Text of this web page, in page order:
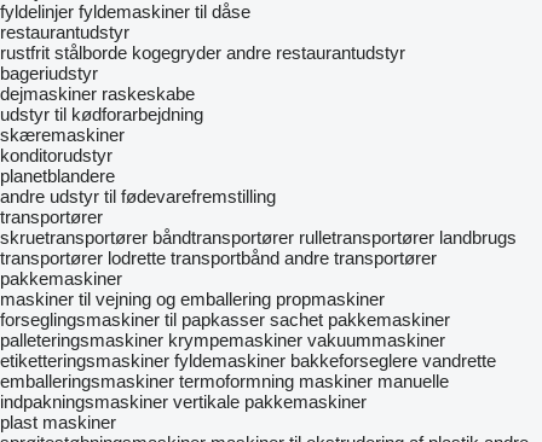
fyldelinjer fyldemaskiner til dåse
restaurantudstyr
rustfrit stålborde kogegryder andre restaurantudstyr
bageriudstyr
dejmaskiner raskeskabe
udstyr til kødforarbejdning
skæremaskiner
konditorudstyr
planetblandere
andre udstyr til fødevarefremstilling
transportører
skruetransportører båndtransportører rulletransportører landbrugs
transportører lodrette transportbånd andre transportører
pakkemaskiner
maskiner til vejning og emballering propmaskiner
forseglingsmaskiner til papkasser sachet pakkemaskiner
palleteringsmaskiner krympemaskiner vakuummaskiner
etiketteringsmaskiner fyldemaskiner bakkeforseglere vandrette
emballeringsmaskiner termoformning maskiner manuelle
indpakningsmaskiner vertikale pakkemaskiner
plast maskiner